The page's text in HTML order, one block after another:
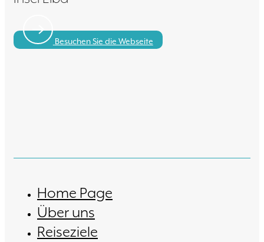
Besuchen Sie die Webseite
Home Page
Über uns
Reiseziele